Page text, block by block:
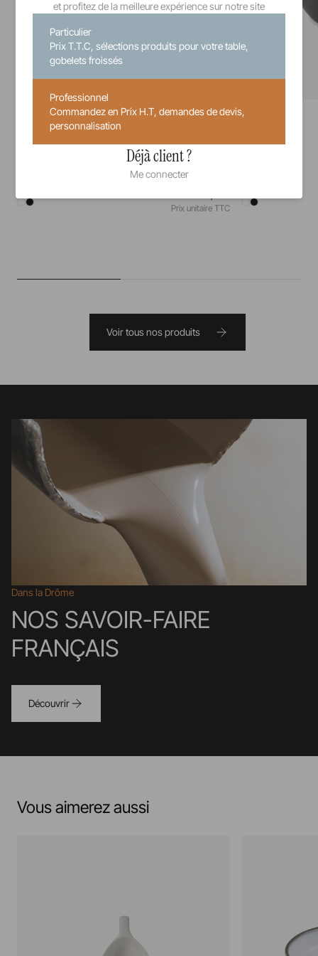
Assiette Gourmande
Prix unitaire TTC
Solid
Voir tous nos produits
Dans la Drôme
NOS SAVOIR-FAIRE
FRANÇAIS
Découvrir
Vous aimerez aussi
et profitez de la meilleure expérience sur notre site
Particulier
Prix T.T.C, sélections produits pour votre table,
gobelets froissés
Professionnel
Commandez en Prix H.T, demandes de devis,
personnalisation
Déjà client ?
Me connecter